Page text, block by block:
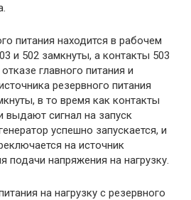
питания находится в рабочем
и 502 замкнуты, а контакты 503
главного питания и
резервного питания
в то время как контакты
выдают сигнал на запуск
успешно запускается, и
на источник
подачи напряжения на нагрузку.
на нагрузку с резервного